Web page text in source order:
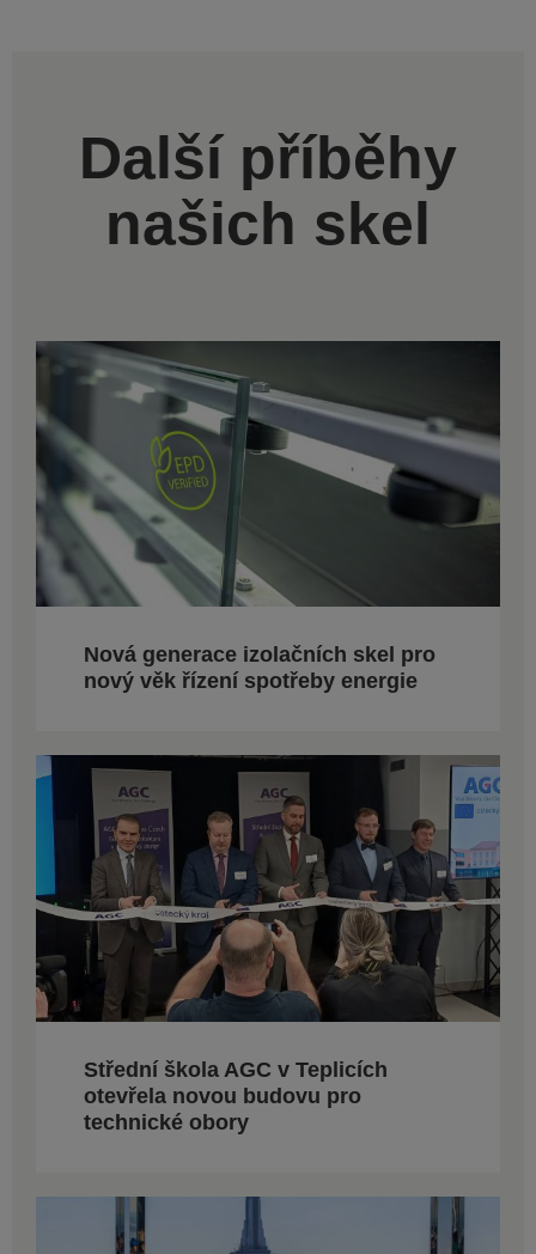
Další příběhy
našich skel
Nová generace izolačních skel pro
nový věk řízení spotřeby energie
Střední škola AGC v Teplicích
otevřela novou budovu pro
technické obory